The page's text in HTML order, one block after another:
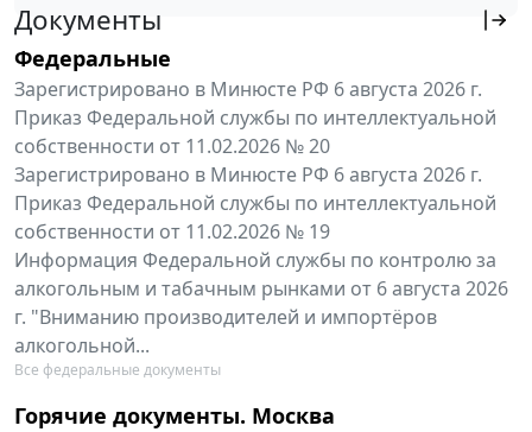
Документы
Федеральные
Зарегистрировано в Минюсте РФ 6 августа 2026 г.
Приказ Федеральной службы по интеллектуальной
собственности от 11.02.2026 № 20
Зарегистрировано в Минюсте РФ 6 августа 2026 г.
Приказ Федеральной службы по интеллектуальной
собственности от 11.02.2026 № 19
Информация Федеральной службы по контролю за
алкогольным и табачным рынками от 6 августа 2026
г. "Вниманию производителей и импортёров
алкогольной...
Все федеральные документы
Горячие документы. Москва